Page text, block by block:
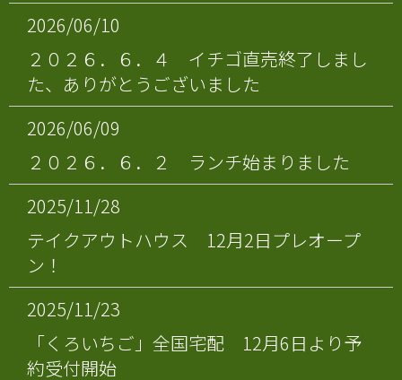
2026/06/10
２０２６．６．４ イチゴ直売終了しまし
た、ありがとうございました
2026/06/09
２０２６．６．２ ランチ始まりました
2025/11/28
テイクアウトハウス 12月2日プレオープ
ン！
2025/11/23
「くろいちご」全国宅配 12月6日より予
約受付開始